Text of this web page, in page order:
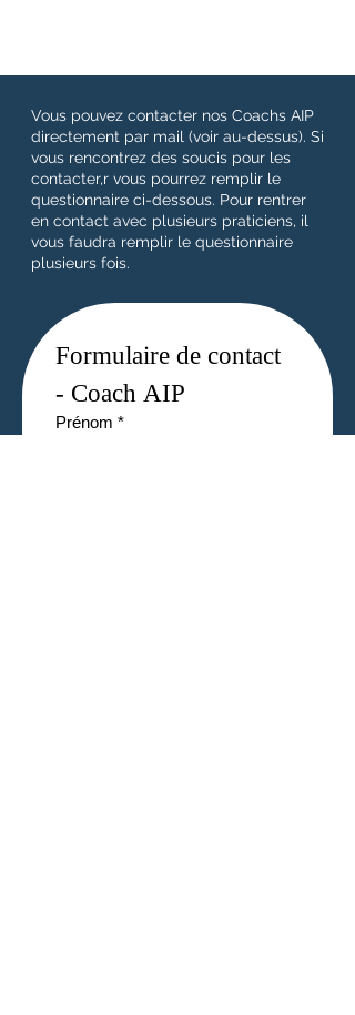
Vous pouvez contacter nos Coachs AIP
directement par mail (voir au-dessus). Si
vous rencontrez des soucis pour les
contacter,r vous pourrez remplir le
questionnaire ci-dessous. Pour rentrer
en contact avec plusieurs praticiens, il
vous faudra remplir le questionnaire
plusieurs fois.
Formulaire de contact
- Coach AIP
Prénom *